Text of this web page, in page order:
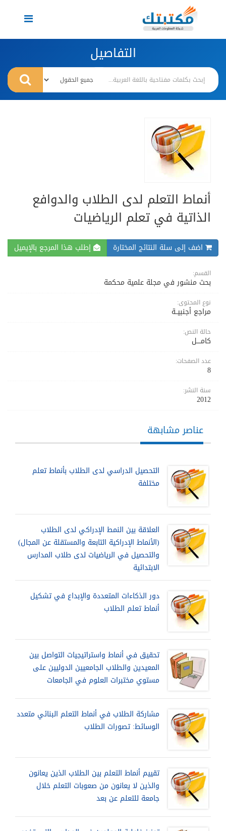
Toggle
navigation
التفاصيل
أنماط التعلم لدى الطلاب والدوافع
الذاتية في تعلم الرياضيات
اضف إلى سلة النتائج المختارة إطلب هذا المرجع بالإيميل
القسم:
بحث منشور في مجلة علمية محكمة
نوع المحتوى:
مراجع أجنبيــة
حالة النص:
كامــــل
عدد الصفحات:
8
سنة النشر:
2012
عناصر مشابهة
التحصيل الدراسي لدى الطلاب بأنماط تعلم
مختلفة
العلاقة بين النمط الإدراكي لدى الطلاب
(الأنماط الإدراكية التابعة والمستقلة عن المجال)
والتحصيل في الرياضيات لدى طلاب المدارس
الابتدائية
دور الذكاءات المتعددة والإبداع في تشكيل
أنماط تعلم الطلاب
تحقيق في أنماط واستراتيجيات التواصل بين
المعيدين والطلاب الجامعيين الدوليين على
مستوي مختبرات العلوم في الجامعات
مشاركة الطلاب في أنماط التعلم البنائي متعدد
الوسائط: تصورات الطلاب
تقييم أنماط التعلم بين الطلاب الذين يعانون
والذين لا يعانون من صعوبات التعلم خلال
جامعة للتعلم عن بعد